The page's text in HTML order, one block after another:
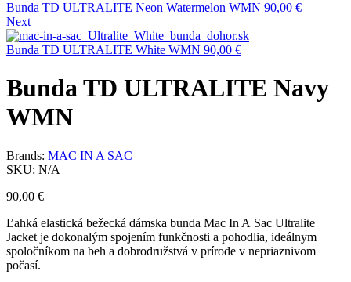
Bunda TD ULTRALITE Neon Watermelon WMN 90,00 €
Next
Bunda TD ULTRALITE White WMN 90,00 €
Bunda TD ULTRALITE Navy
WMN
Brands: MAC IN A SAC
SKU: N/A
90,00 €
Ľahká elastická bežecká dámska bunda Mac In A Sac Ultralite
Jacket je dokonalým spojením funkčnosti a pohodlia, ideálnym
spoločníkom na beh a dobrodružstvá v prírode v nepriaznivom
počasí.